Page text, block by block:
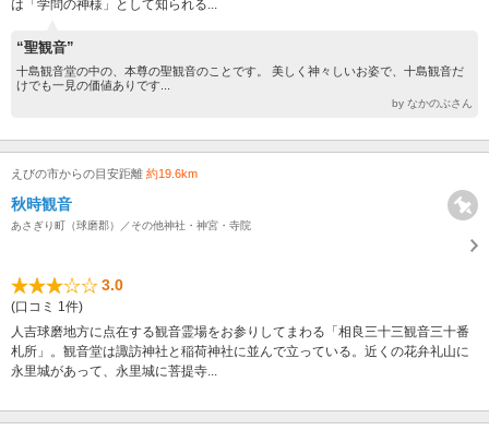
は「学問の神様」として知られる...
“聖観音”
十島観音堂の中の、本尊の聖観音のことです。 美しく神々しいお姿で、十島観音だ
けでも一見の価値ありです...
by なかのぶさん
えびの市からの目安距離 約19.6km
秋時観音
あさぎり町（球磨郡）／その他神社・神宮・寺院
3.0
(口コミ 1件)
人吉球磨地方に点在する観音霊場をお参りしてまわる「相良三十三観音三十番
札所」。観音堂は諏訪神社と稲荷神社に並んで立っている。近くの花弁礼山に
永里城があって、永里城に菩提寺...